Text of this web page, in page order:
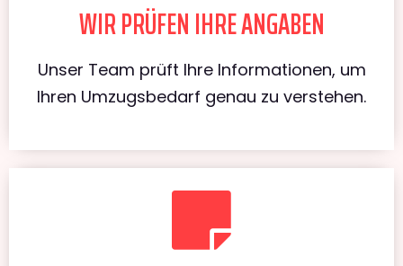
WIR PRÜFEN IHRE ANGABEN
Unser Team prüft Ihre Informationen, um
Ihren Umzugsbedarf genau zu verstehen.